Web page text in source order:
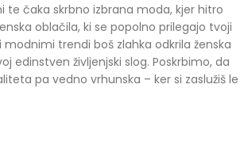
te čaka skrbno izbrana moda, kjer hitro
oblačila, ki se popolno prilegajo tvoji
modnimi trendi boš zlahka odkrila ženska
edinstven življenjski slog. Poskrbimo, da
pa vedno vrhunska – ker si zaslužiš le